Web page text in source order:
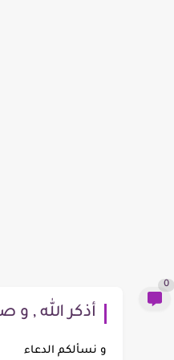
0
أذكر الله ,
و نسألكم الدعاء